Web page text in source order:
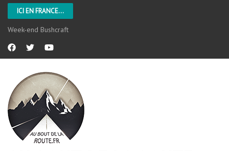
ICI EN FRANCE...
Week-end Bushcraft